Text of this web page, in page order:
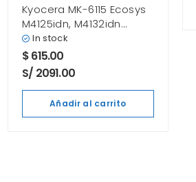
Kyocera MK-6115 Ecosys
M4125idn, M4132idn
Original
In stock
$615.00
S/ 2091.00
Añadir al carrito